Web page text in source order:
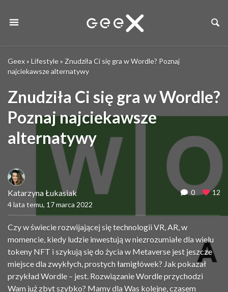
Geex» Lifestyle» Znudziła Ci się gra w Wordle? Poznaj
najciekawsze alternatywy
Znudziła Ci się gra w Wordle?
Poznaj najciekawsze
alternatywy
Katarzyna Łukasiak
4 lata temu, 17 marca 2022
0 12
Czy w świecie rozwijającej się technologii VR, AR, w
momencie, kiedy ludzie inwestują w niezrozumiałe dla wielu
tokeny NFT i szykują się do życia w Metaverse jest jeszcze
miejsce dla zwykłych, prostych łamigłówek? Jak pokazał
przykład Wordle – jest. Rozwiązanie Wordle przychodzi
Wam już zbyt szybko? Mamy dla Was kolejne, czasem